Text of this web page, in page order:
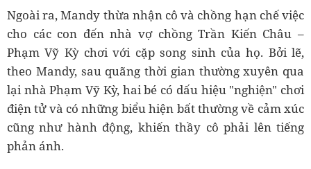
Ngoài ra, Mandy thừa nhận cô và chồng hạn chế việc
cho các con đến nhà vợ chồng Trần Kiến Châu –
Phạm Vỹ Kỳ chơi với cặp song sinh của họ. Bởi lẽ,
theo Mandy, sau quãng thời gian thường xuyên qua
lại nhà Phạm Vỹ Kỳ, hai bé có dấu hiệu "nghiện" chơi
điện tử và có những biểu hiện bất thường về cảm xúc
cũng như hành động, khiến thầy cô phải lên tiếng
phản ánh.